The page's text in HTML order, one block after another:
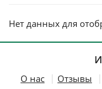
Нет данных для
О нас Отзывы